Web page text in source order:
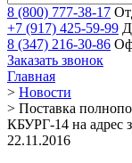
8 (800) 777-38-17
+7 (917) 425-59-99
8 (347) 216-30-86
Заказать звонок
Главная
> Новости
> Поставка
КБУРГ-14 на адрес
22.11.2016